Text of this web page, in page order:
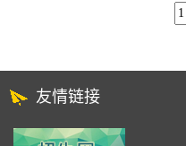
友情链接